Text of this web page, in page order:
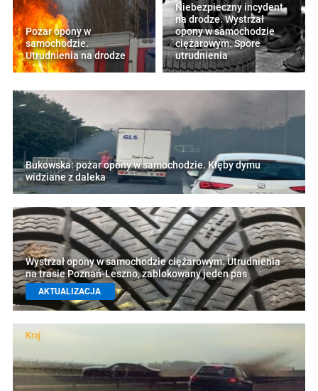
Pożar opony w
samochodzie.
Utrudnienia na drodze
Niebezpieczny incydent
na drodze. Wystrzał
opony w samochodzie
ciężarowym. Spore
utrudnienia
Bukowska: pożar opony w samochodzie. Kłęby dymu
widziane z daleka
Wystrzał opony w samochodzie ciężarowym. Utrudnienia
na trasie Poznań-Leszno, zablokowany jeden pas
AKTUALIZACJA
Kraj